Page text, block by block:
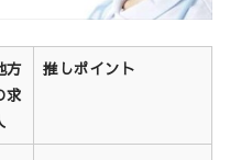
方
求
推しポイント